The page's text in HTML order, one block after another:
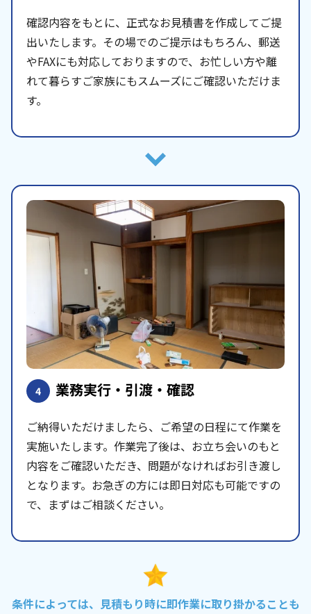
確認内容をもとに、正式なお見積書を作成してご提
出いたします。その場でのご提示はもちろん、郵送
やFAXにも対応しておりますので、お忙しい方や離
れて暮らすご家族にもスムーズにご確認いただけま
す。
4 業務実行・引渡・確認
ご納得いただけましたら、ご希望の日程にて作業を
実施いたします。作業完了後は、お立ち会いのもと
内容をご確認いただき、問題がなければお引き渡し
となります。お急ぎの方には即日対応も可能ですの
で、まずはご相談ください。
条件によっては、見積もり時に即作業に取り掛かることも